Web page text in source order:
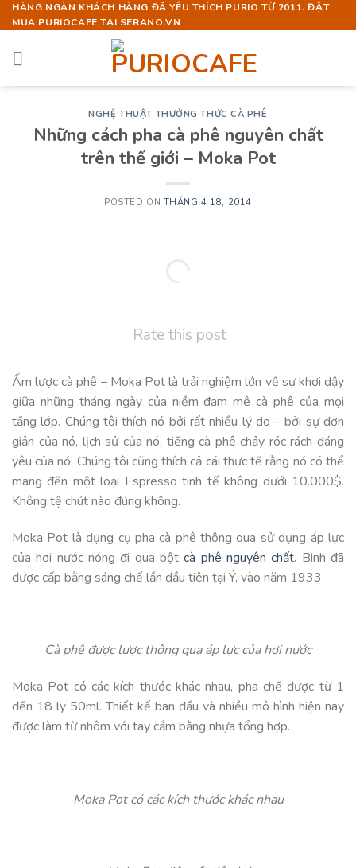
Skip
to
content
HÀNG NGÀN KHÁCH HÀNG ĐÃ YÊU THÍCH PURIO TỪ 2011. ĐẶT
MUA PURIOCAFE TẠI SERANO.VN
NGHỆ THUẬT THƯỞNG THỨC CÀ PHÊ
Những cách pha cà phê nguyên chất
trên thế giới – Moka Pot
POSTED ON THÁNG 4 18, 2014
Rate this post
Ấm lược cà phê – Moka Pot là trải nghiệm lớn về sự khơi dậy
giữa những tháng ngày của niềm đam mê cà phê của mọi
tầng lớp. Chúng tôi thích nó bởi rất nhiều lý do – bởi sự đơn
giản của nó, lịch sử của nó, tiếng cà phê chảy róc rách đáng
yêu của nó. Chúng tôi cũng thích cả cái thực tế rằng nó có thể
mang đến một loại Espresso tinh tế không dưới 10.000$.
Không tệ chút nào đúng không.
Moka Pot là dụng cụ pha cà phê thông qua sử dụng áp lực
của hơi nước nóng đi qua bộtcà phê nguyên chất. Bình đã
được cấp bằng sáng chế lần đầu tiên tại Ý, vào năm 1933.
Cà phê được lược thông qua áp lực của hơi nước
Moka Pot có các kích thước khác nhau, pha chế được từ 1
đến 18 ly 50ml. Thiết kế ban đầu và nhiều mô hình hiện nay
được làm từ nhôm với tay cầm bằng nhựa tổng hợp.
Moka Pot có các kích thước khác nhau